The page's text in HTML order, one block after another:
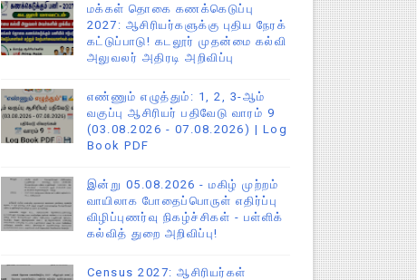
மக்கள் தொகை கணக்கெடுப்பு
2027: ஆசிரியர்களுக்கு புதிய நேரக்
கட்டுப்பாடு! கடலூர் முதன்மை கல்வி
அலுவலர் அதிரடி அறிவிப்பு
எண்ணும் எழுத்தும்: 1, 2, 3-ஆம்
வகுப்பு ஆசிரியர் பதிவேடு வாரம் 9
(03.08.2026 - 07.08.2026) | Log
Book PDF
இன்று 05.08.2026 - மகிழ் முற்றம்
வாயிலாக போதைப்பொருள் எதிர்ப்பு
விழிப்புணர்வு நிகழ்ச்சிகள் - பள்ளிக்
கல்வித் துறை அறிவிப்பு!
Census 2027: ஆசிரியர்கள்